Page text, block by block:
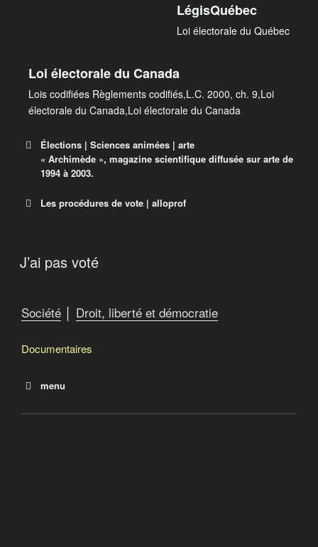
LégisQuébec
Loi électorale du Québec
Loi électorale du Canada
Lois codifiées Règlements codifiés,L.C. 2000, ch. 9,Loi
électorale du Canada,Loi électorale du Canada
Élections | Sciences animées | arte
« Archimède », magazine scientifique diffusée sur arte de
1994 à 2003.
Les procédures de vote | alloprof
Grâce à ses services d’accompagnement gratuits et
stimulants, Alloprof engage les élèves et leurs
J’ai pas voté
Société │ Droit, liberté et démocratie
Documentaires
menu